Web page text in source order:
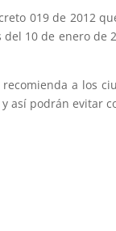
019 de 2012
10 de enero de
a los
así podrán evitar